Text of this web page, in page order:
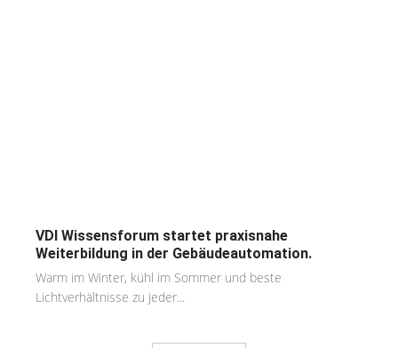
VDI Wissensforum startet praxisnahe
Weiterbildung in der Gebäudeautomation.
Warm im Winter, kühl im Sommer und beste
Lichtverhältnisse zu jeder...